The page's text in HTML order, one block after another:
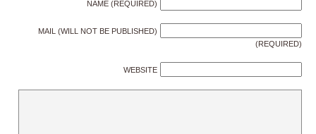
NAME (REQUIRED)
MAIL (WILL NOT BE PUBLISHED)
(REQUIRED)
WEBSITE